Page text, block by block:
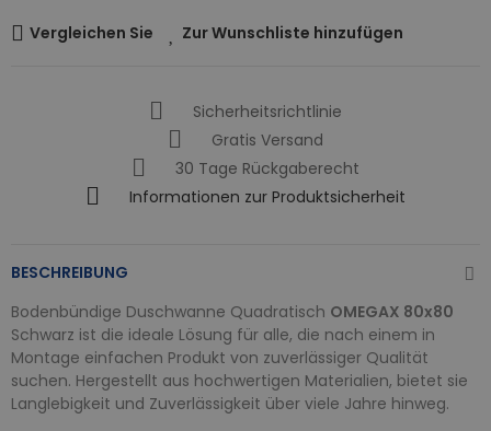
Vergleichen Sie Zur Wunschliste hinzufügen
Sicherheitsrichtlinie
Gratis Versand
30 Tage Rückgaberecht
Informationen zur Produktsicherheit
BESCHREIBUNG
Bodenbündige Duschwanne Quadratisch OMEGAX 80x80
Schwarz ist die ideale Lösung für alle, die nach einem in
Montage einfachen Produkt von zuverlässiger Qualität
suchen. Hergestellt aus hochwertigen Materialien, bietet sie
Langlebigkeit und Zuverlässigkeit über viele Jahre hinweg.